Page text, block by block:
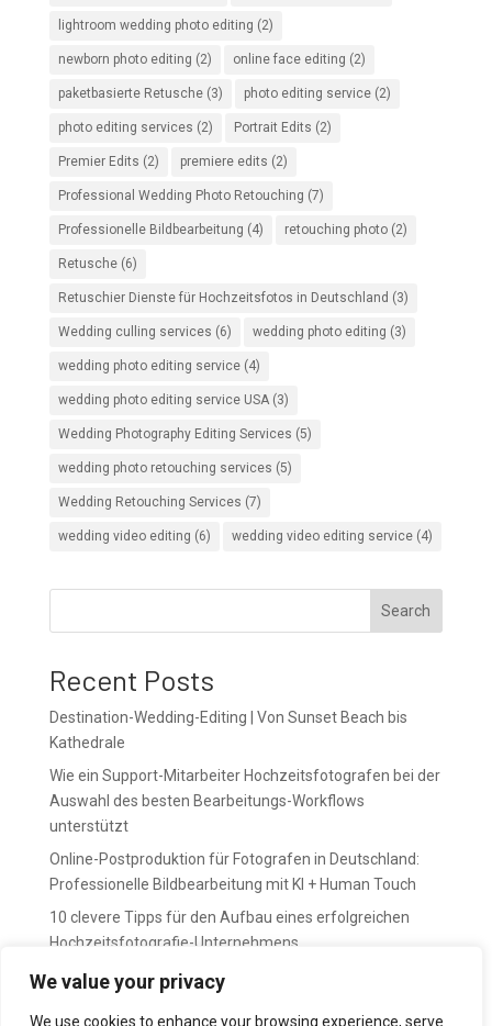
We value your privacy
We use cookies to enhance your browsing experience, serve
lightroom wedding photo editing (2)
newborn photo editing (2) online face editing (2)
paketbasierte Retusche(3) photo editing service(2)
photo editing services (2) Portrait Edits (2)
Premier Edits (2) premiere edits (2)
Professional Wedding Photo Retouching (7)
Professionelle Bildbearbeitung (4) retouching photo(2)
Retusche(6)
Retuschier Dienste für Hochzeitsfotos in Deutschland (3)
Wedding culling services (6) wedding photo editing (3)
wedding photo editing service(4)
wedding photo editing service USA(3)
Wedding Photography Editing Services (5)
wedding photo retouching services (5)
Wedding Retouching Services (7)
wedding video editing (6) wedding video editing service(4)
Search
Recent Posts
Destination-Wedding-Editing | Von Sunset Beach bis
Kathedrale
Wie ein Support-Mitarbeiter Hochzeitsfotografen bei der
Auswahl des besten Bearbeitungs-Workflows
unterstützt
Online-Postproduktion für Fotografen in Deutschland:
Professionelle Bildbearbeitung mit KI + Human Touch
10 clevere Tipps für den Aufbau eines erfolgreichen
Hochzeitsfotografie-Unternehmens
April bedeutet Vorbereitung. Mai bedeutet Druck.